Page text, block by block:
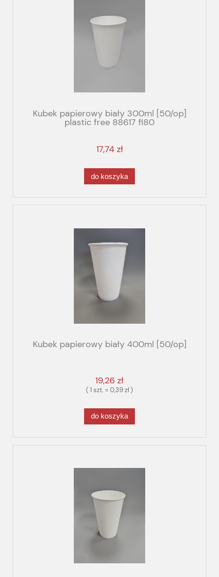
Kubek papierowy biały 300ml [50/op]
plastic free 88617 fi80
17,74 zł
do koszyka
Kubek papierowy biały 400ml [50/op]
19,26 zł
( 1 szt. = 0,39 zł )
do koszyka